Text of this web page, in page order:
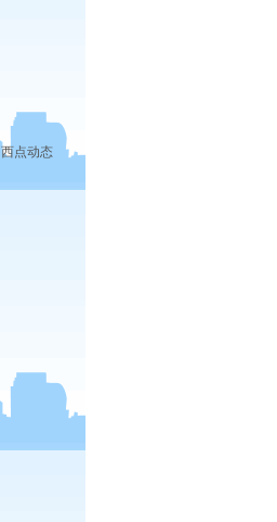
历程下载
西点动态